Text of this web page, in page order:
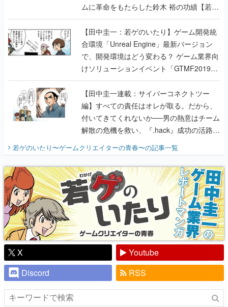
ムに革命をもたらした鈴木 裕の功績【若ゲ
のいたり】
【田中圭一：若ゲのいたり】ゲーム開発統
合環境「Unreal Engine」最新バージョン
で、開発環境はどう変わる？ ゲーム業界向
けソリューションイベント「GTMF2019」
に行って、より理解を深めよう【PR】
【田中圭一連載：サイバーコネクトツー
編】すべての責任はオレが取る。だから、
付いてきてくれないか──男の熱意はチーム
解散の危機を救い、『.hack』成功の活路を
『少年ジャンプ』色だった【若ゲのいた
り】
若ゲのいたり〜ゲームクリエイターの青春〜の記事一覧
X
Youtube
Discord
RSS